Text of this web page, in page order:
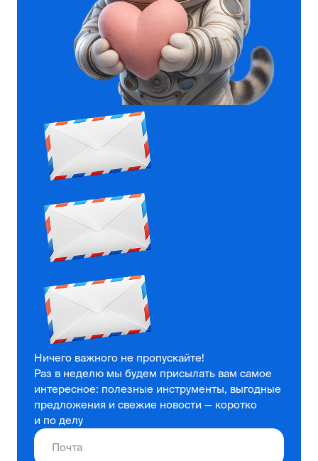
Ничего важного не пропускайте!
Раз в неделю мы будем присылать вам самое
интересное: полезные инструменты, выгодные
предложения и свежие новости — коротко
и по делу